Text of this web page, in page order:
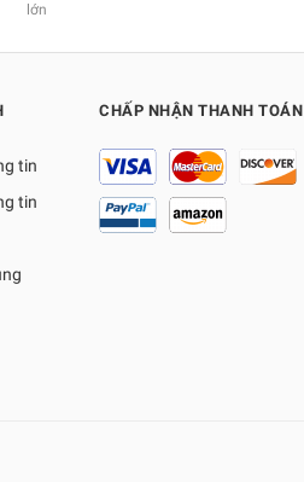
lớn
tin
tin
CHẤP NHẬN THANH TOÁN